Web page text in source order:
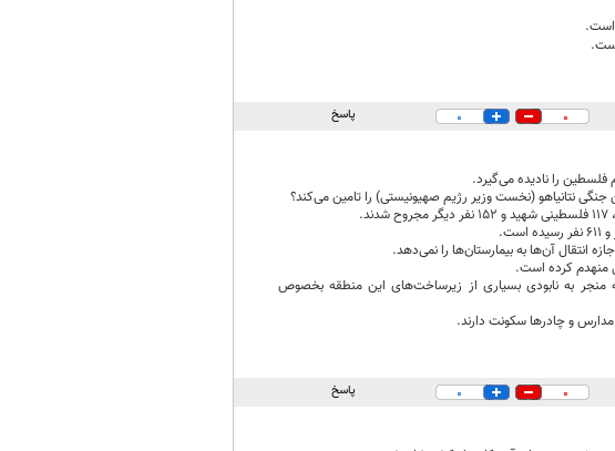
است.
0
0 پاسخ
فلسطین را نادیده می‌گیرد.
جنگی نتانیاهو (نخست وزیر رژیم صهیونیستی) را تامین می‌کند؟
انتقال آن‌ها به بیمارستان‌ها را نمی‌دهد.
منهدم کرده است.
که منجر به نابودی بسیاری از زیرساخت‌های این منطقه بخصوص
مدارس و چادرها سکونت دارند.
0
0 پاسخ